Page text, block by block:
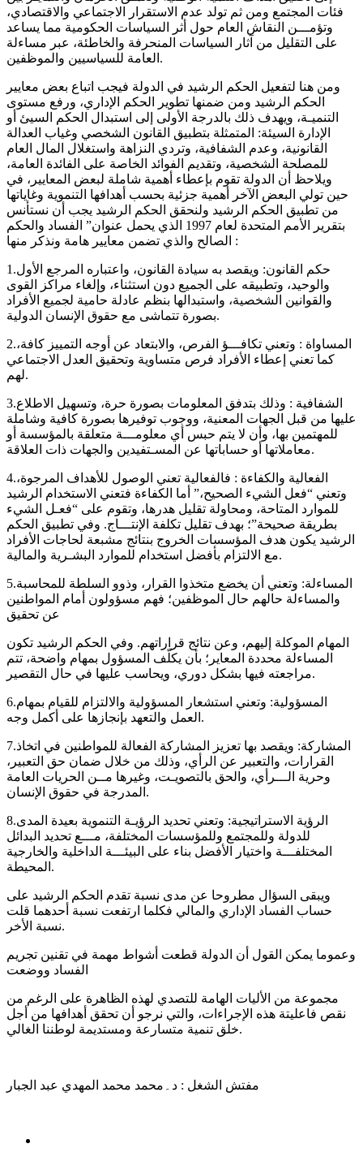
فئات المجتمع ومن ثم تولد عدم الاستقرار الاجتماعي والاقتصادي،
وتؤمـــن النقاش العام حول أثر السياسات الحكومية مما يساعد
على التقليل من آثار السياسات المنحرفة والخاطئة، عبر مساءلة
العامة للسياسيين والموظفين.
ومن هنا لتفعيل الحكم الرشيد في الدولة فيجب اتباع بعض معايير
الحكم الرشيد ومن ضمنها تطوير الحكم الإداري، ورفع مستوى
التنميـة، ويهدف ذلك بالدرجة الأولى إلى استبدال الحكم السيئ أو
الإدارة السيئة: المتمثلة بتطبيق القانون الشخصي وغياب العدالة
القانونية، وعدم الشفافية، وتردي النزاهة واستغلال المال العام
للمصلحة الشخصية، وتقديم الفوائد الخاصة على الفائدة العامة،
ويلاحظ أن الدولة تقوم بإعطاء أهمية شاملة لبعض المعايير، في
حين تولي البعض الآخر أهمية جزئية بحسب أهدافها التنموية وغاياتها
من تطبيق الحكم الرشيد ولنحقق الحكم الرشيد يجب أن نستأنس
بتقرير الأمم المتحدة لعام 1997 الذي يحمل عنوان” الفساد والحكم
الصالح والذي تضمن معايير هامة ونذكر منها :
1.حكم القانون: ويقصد به سيادة القانون، واعتباره المرجع الأول
والوحيد، وتطبيقه على الجميع دون استثناء، وإلغاء مراكز القوى
والقوانين الشخصية، واستبدالها بنظم عادلة حامية لجميع الأفراد
بصورة تتماشى مع حقوق الإنسان الدولية.
2.المساواة : وتعني تكافـــؤ الفرص، والابتعاد عن أوجه التمييز كافة،
كما تعني إعطاء الأفراد فرص متساوية وتحقيق العدل الاجتماعي
لهم.
3.الشفافية : وذلك بتدفق المعلومات بصورة حرة، وتسهيل الاطلاع
عليها من قبل الجهات المعنية، ووجوب توفيرها بصورة كافية وشاملة
للمهتمين بها، وأن لا يتم حبس أي معلومـــة متعلقة بالمؤسسة أو
معاملاتها أو حساباتها عن المسـتفيدين والجهات ذات العلاقة.
4.الفعالية والكفاءة : فالفعالية تعني الوصول للأهداف المرجوة،
وتعني “فعل الشيء الصحيح،” أما الكفاءة فتعني الاستخدام الرشيد
للموارد المتاحة، ومحاولة تقليل هدرها، وتقوم على “فعـل الشيء
بطريقة صحيحة”؛ بهدف تقليل تكلفة الإنتـــاج. وفي تطبيق الحكم
الرشيد يكون هدف المؤسسات الخروج بنتائج مشبعة لحاجات الأفراد
مع الالتزام بأفضل استخدام للموارد البشـرية والمالية.
5.المساءلة: وتعني أن يخضع متخذوا القرار، وذوو السلطة للمحاسبة
والمساءلة حالهم حال الموظفين؛ فهم مسؤولون أمام المواطنين
المهام الموكلة إليهم، وعن نتائج قراراتهم. وفي الحكم الرشيد تكون
المساءلة محددة المعاير؛ بأن يكلّف المسؤول بمهام واضحة، تتم
مراجعته فيها بشكل دوري، ويحاسب عليها في حال التقصير.
6.المسؤولية: وتعني استشعار المسؤولية والالتزام للقيام بمهام
العمل والتعهد بإنجازها على أكمل وجه.
7.المشاركة: ويقصد بها تعزيز المشاركة الفعالة للمواطنين في اتخاذ
القرارات، والتعبير عن الرأي، وذلك من خلال ضمان حق التعبير،
وحرية الـــرأي، والحق بالتصويـت، وغيرها مــن الحريات العامة
المدرجة في حقوق الإنسان.
8.الرؤية الاستراتيجية: وتعني تحديد الرؤيـة التنموية بعيدة المدى
للدولة وللمجتمع وللمؤسسات المختلفة، مـــع تحديد البدائل
المختلفـــة واختيار الأفضل بناء على البيئـــة الداخلية والخارجية
المحيطة.
ويبقى السؤال مطروحا عن مدى نسبة تقدم الحكم الرشيد على
حساب الفساد الإداري والمالي فكلما ارتفعت نسبة أحدهما قلت
نسبة الأخر.
وعموما يمكن القول أن الدولة قطعت أشواط مهمة في تقنين تجريم
مجموعة من الأليات الهامة للتصدي لهذه الظاهرة على الرغم من
نقص فاعليتة هذه الإجراءات، والتي نرجو أن تحقق أهدافها من أجل
خلق تنمية متسارعة ومستديمة لوطننا الغالي.
مفتش الشغل : د۔محمد محمد المهدي عبد الجبار